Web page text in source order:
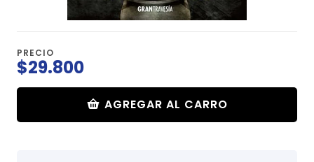
PRECIO
$29.800
AGREGAR AL CARRO